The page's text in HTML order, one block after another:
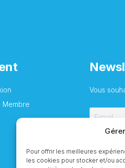
Pour offrir les meilleures
les cookies pour stocker et/ou
Membre
Vous